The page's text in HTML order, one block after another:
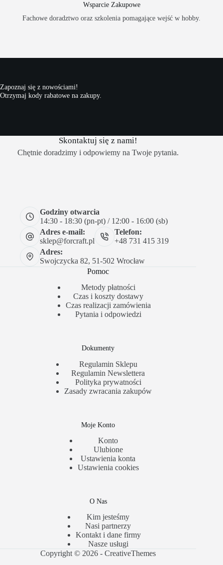
Wsparcie Zakupowe
Fachowe doradztwo oraz szkolenia pomagające wejść w hobby.
Zapoznaj się z nowościami!
Otrzymaj kody rabatowe na zakupy.
Skontaktuj się z nami!
Chętnie doradzimy i odpowiemy na Twoje pytania.
Godziny otwarcia
14:30 - 18:30 (pn-pt) / 12:00 - 16:00 (sb)
Adres e-mail:
sklep@forcraft.pl
Telefon:
+48 731 415 319
Adres:
Swojczycka 82, 51-502 Wrocław
Pomoc
Metody płatności
Czas i koszty dostawy
Czas realizacji zamówienia
Pytania i odpowiedzi
Dokumenty
Regulamin Sklepu
Regulamin Newslettera
Polityka prywatności
Zasady zwracania zakupów
Moje Konto
Konto
Ulubione
Ustawienia konta
Ustawienia cookies
O Nas
Kim jesteśmy
Nasi partnerzy
Kontakt i dane firmy
Nasze usługi
Copyright © 2026 -CreativeThemes